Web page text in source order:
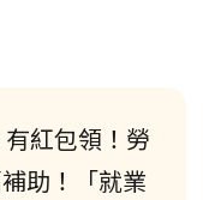
紅包領！勞
助！「就業